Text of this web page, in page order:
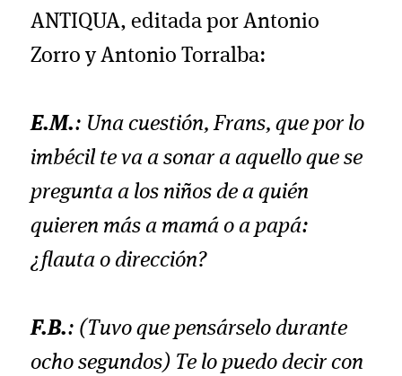
ANTIQUA, editada por Antonio
Zorro y Antonio Torralba:
E.M.: Una cuestión, Frans, que por lo
imbécil te va a sonar a aquello que se
pregunta a los niños de a quién
quieren más a mamá o a papá:
¿flauta o dirección?
F.B.: (Tuvo que pensárselo durante
ocho segundos) Te lo puedo decir con